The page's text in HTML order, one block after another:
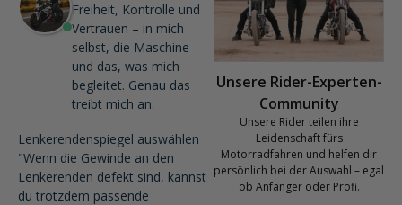
Freiheit, Kontrolle und
Vertrauen – in mich
selbst, die Maschine
und das, was mich
begleitet. Genau das
treibt mich an.
Lenkerendenspiegel auswählen
"Wenn die Gewinde an den
Lenkerenden defekt sind, kannst
du trotzdem passende
Unsere Rider-Experten-
Community
Unsere Rider teilen ihre
Leidenschaft fürs
Motorradfahren und helfen dir
persönlich bei der Auswahl – egal
ob Anfänger oder Profi.